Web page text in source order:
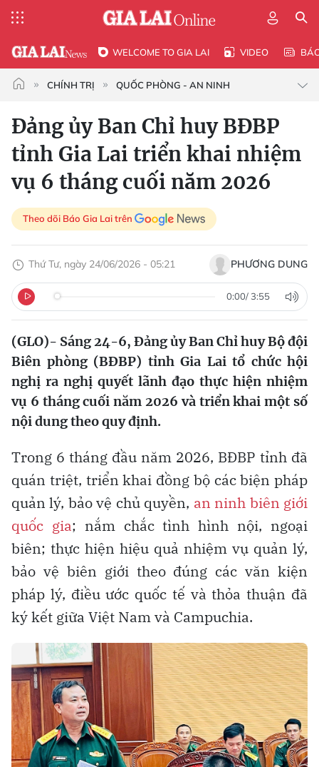
WELCOME TO GIA LAI VIDEO
CHÍNH TRỊ QUỐC PHÒNG - AN NINH
Đảng ủy Ban Chỉ huy BĐBP
tỉnh Gia Lai triển khai nhiệm
vụ 6 tháng cuối năm 2026
Theo dõi Báo Gia Lai trên
Thứ Tư, ngày 24/06/2026 - 05:21 PHƯƠNG DUNG
0:00/ 3:55
(GLO)- Sáng 24-6, Đảng ủy Ban Chỉ huy Bộ đội
Biên phòng (BĐBP) tỉnh Gia Lai tổ chức hội
nghị ra nghị quyết lãnh đạo thực hiện nhiệm
vụ 6 tháng cuối năm 2026 và triển khai một số
nội dung theo quy định.
Trong 6 tháng đầu năm 2026, BĐBP tỉnh đã
quán triệt, triển khai đồng bộ các biện pháp
quản lý, bảo vệ chủ quyền, an ninh biên giới
quốc gia; nắm chắc tình hình nội, ngoại
biên; thực hiện hiệu quả nhiệm vụ quản lý,
bảo vệ biên giới theo đúng các văn kiện
pháp lý, điều ước quốc tế và thỏa thuận đã
ký kết giữa Việt Nam và Campuchia.